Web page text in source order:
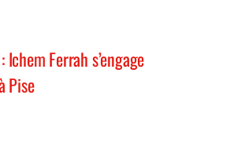
Ichem Ferrah s’engage
Pise